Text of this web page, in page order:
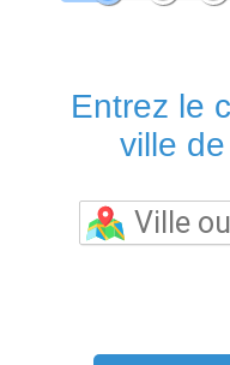
Entrez le
ville